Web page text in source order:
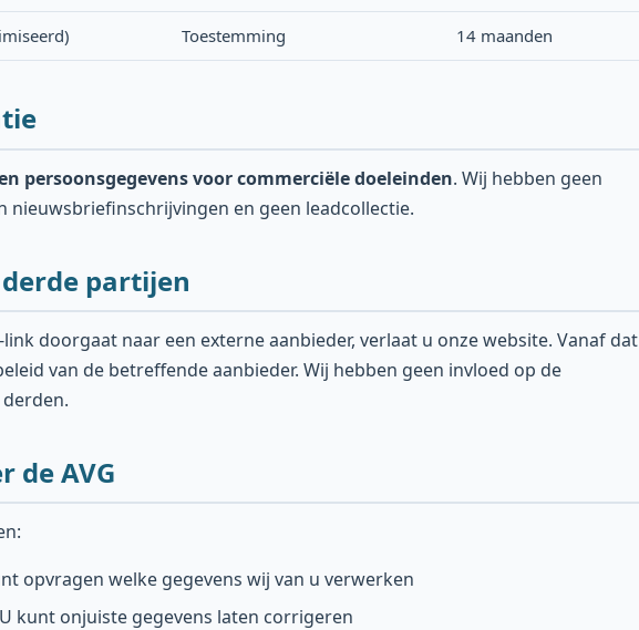
Toestemming 14 maanden
persoonsgegevens voor commerciële doeleinden. Wij hebben geen
nieuwsbriefinschrijvingen en geen leadcollectie.
partijen
doorgaat naar een externe aanbieder, verlaat u onze website. Vanaf dat
van de betreffende aanbieder. Wij hebben geen invloed op de
de AVG
opvragen welke gegevens wij van u verwerken
kunt onjuiste gegevens laten corrigeren